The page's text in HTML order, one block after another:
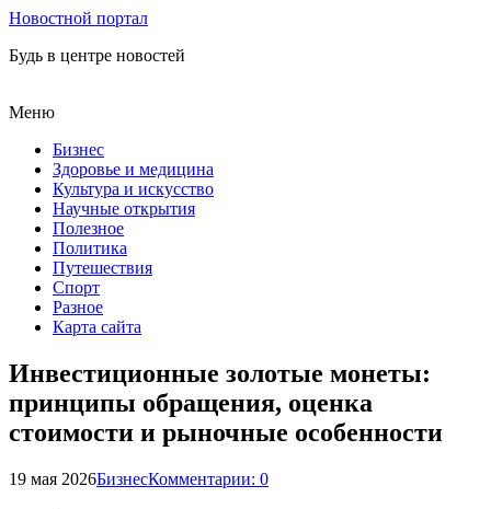
Новостной портал
Будь в центре новостей
Меню
Бизнес
Здоровье и медицина
Культура и искусство
Научные открытия
Полезное
Политика
Путешествия
Спорт
Разное
Карта сайта
Инвестиционные золотые монеты:
принципы обращения, оценка
стоимости и рыночные особенности
19 мая 2026БизнесКомментарии: 0